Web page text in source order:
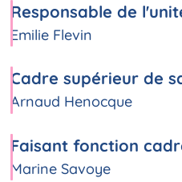
Responsable de
Emilie Flevin
Cadre supérieur de
Arnaud Henocque
Faisant fonction
Marine Savoye